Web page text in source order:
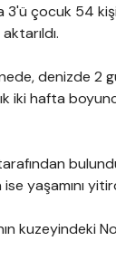
3'ü çocuk 54
denizde 2
iki hafta
yaşamını
kuzeyindeki